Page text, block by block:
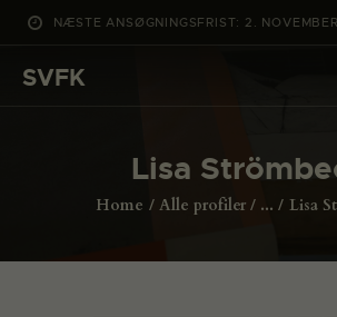
NÆSTE ANSØGNINGSFRIST: 2.
SVFK
Lisa
Home Alle profiler ... Lisa
DET SKER
ANSØG